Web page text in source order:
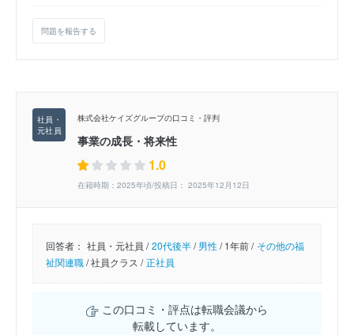
問題を報告する
株式会社ケイズグループの口コミ・評判
事業の成長・将来性
1.0
在籍時期：2025年頃/投稿日： 2025年12月12日
回答者： 社員・元社員 / 20代後半/男性/1年前 / その他の福
祉関連職/社員クラス / 正社員
この口コミ・評点は転職会議から
転載しています。